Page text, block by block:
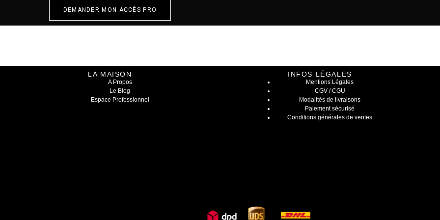
DEMANDER MON ACCÈS PRO
LA MAISON
A Propos
Le Blog
Espace Professionnel
INFOS LÉGALES
Mentions Légales
CGV / CGU
Modalités de livraisons
Paiement sécurisé
Conditions générales de ventes